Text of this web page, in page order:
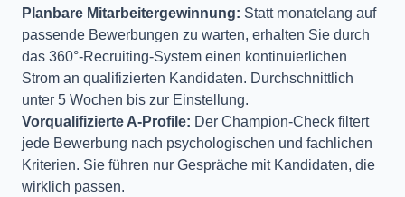
Planbare Mitarbeitergewinnung: Statt monatelang auf
passende Bewerbungen zu warten, erhalten Sie durch
das 360°-Recruiting-System einen kontinuierlichen
Strom an qualifizierten Kandidaten. Durchschnittlich
unter 5 Wochen bis zur Einstellung.
Vorqualifizierte A-Profile: Der Champion-Check filtert
jede Bewerbung nach psychologischen und fachlichen
Kriterien. Sie führen nur Gespräche mit Kandidaten, die
wirklich passen.